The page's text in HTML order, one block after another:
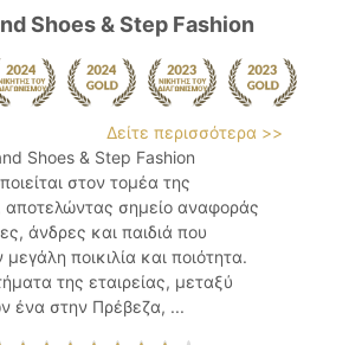
Shoes & Step Fashion
Δείτε περισσότερα >>
Shoes & Step Fashion
στον τομέα της
αποτελώντας σημείο αναφοράς
άνδρες και παιδιά που
ποικιλία και ποιότητα.
της εταιρείας, μεταξύ
ένα στην Πρέβεζα, ...